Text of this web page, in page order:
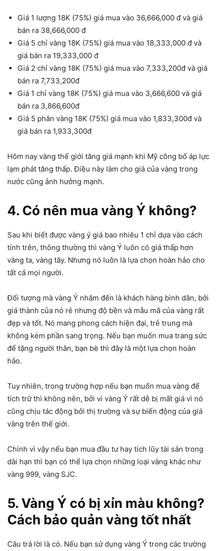
Giá 1 lượng 18K (75%) giá mua vào 36,666,000 đ và giá
bán ra 38,666,000 đ
Giá 5 chỉ vàng 18K (75%) giá mua vào 18,333,000 đ và
giá bán ra 19,333,000 đ
Giá 2 chỉ vàng 18K (75%) giá mua vào 7,333,200đ và giá
bán ra 7,733,200đ
Giá 1 chỉ vàng 18K (75%) giá mua vào 3,666,600 và giá
bán ra 3,866,600đ
Giá 5 phân vàng 18K (75%) giá mua vào 1,833,300đ và
giá bán ra 1,933,300đ
Hôm nay vàng thế giới tăng giá mạnh khi Mỹ công bố áp lực
lạm phát tăng thấp. Điều này làm cho giá của vàng trong
nước cũng ảnh hưởng mạnh.
4. Có nên mua vàng Ý không?
Sau khi biết được vàng ý giá bao nhiêu 1 chỉ dựa vào cách
tính trên, thông thường thì vàng Ý luôn có giá thấp hơn
vàng ta, vàng tây. Nhưng nó luôn là lựa chọn hoàn hảo cho
tất cả mọi người.
Đối tượng mà vàng Ý nhắm đến là khách hàng bình dân, bởi
giá thành của nó rẻ nhưng độ bền và mẫu mã của vàng rất
đẹp và tốt. Nó mang phong cách hiện đại, trẻ trung mà
không kém phần sang trọng. Nếu bạn muốn mua trang sức
để tặng người thân, bạn bè thì đây là một lựa chọn hoàn
hảo.
Tuy nhiên, trong trường hợp nếu bạn muốn mua vàng để
tích trữ thì không nên, bởi vì vàng Ý rất dễ bị mất giá vì nó
cũng chịu tác động bởi thị trường và sự biến động của giá
vàng trên thế giới.
Chính vì vậy nếu bạn mua đầu tư hay tích lũy tài sản trong
dài hạn thì bạn có thể lựa chọn những loại vàng khác như
vàng 999, vàng SJC.
5. Vàng Ý có bị xỉn màu không?
Cách bảo quản vàng tốt nhất
Câu trả lời là có. Nếu bạn sử dụng vàng Ý trong các trường